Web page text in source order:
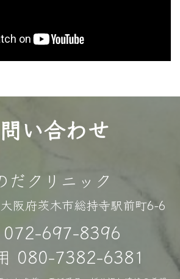
い合わせ
だクリニック
阪府茨木市総持寺駅前町6-6
072-697-8396
080-7382-6381